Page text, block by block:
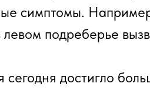
симптомы.
левом подреберье
достигло